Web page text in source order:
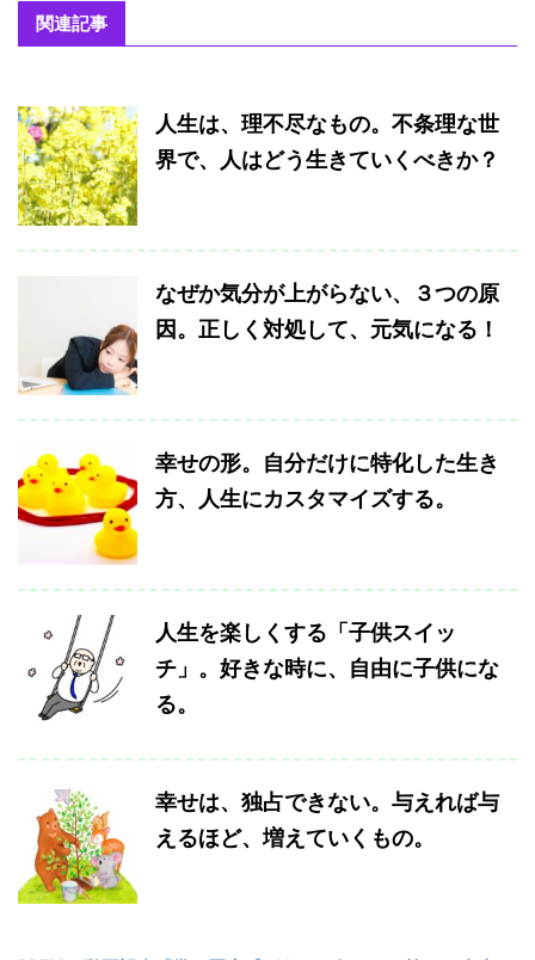
関連記事
人生は、理不尽なもの。不条理な世
界で、人はどう生きていくべきか？
なぜか気分が上がらない、３つの原
因。正しく対処して、元気になる！
幸せの形。自分だけに特化した生き
方、人生にカスタマイズする。
人生を楽しくする「子供スイッ
チ」。好きな時に、自由に子供にな
る。
幸せは、独占できない。与えれば与
えるほど、増えていくもの。